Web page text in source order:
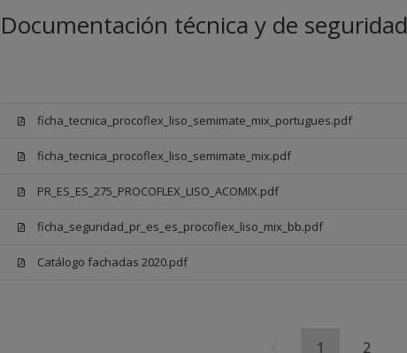
Documentación técnica y de seguridad
ficha_tecnica_procoflex_liso_semimate_mix_portugues.pdf
ficha_tecnica_procoflex_liso_semimate_mix.pdf
PR_ES_ES_275_PROCOFLEX_LISO_ACOMIX.pdf
ficha_seguridad_pr_es_es_procoflex_liso_mix_bb.pdf
Catálogo fachadas 2020.pdf
1 2